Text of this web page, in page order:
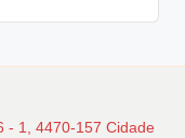
- 1, 4470-157 Cidade